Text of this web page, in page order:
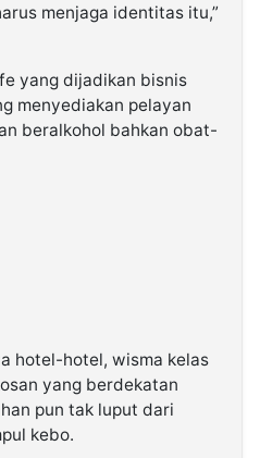
menjaga identitas itu,”
yang dijadikan bisnis
menyediakan pelayan
beralkohol bahkan obat-
hotel-hotel, wisma kelas
yang berdekatan
pun tak luput dari
kebo.